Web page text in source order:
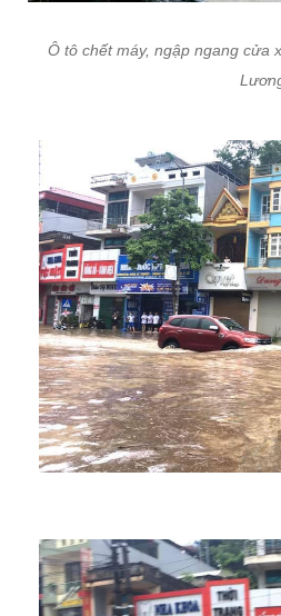
Ô tô chết máy, ngập ngang cửa